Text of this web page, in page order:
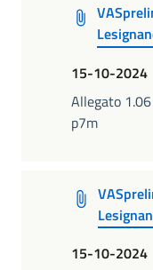
15-10-2024
Allegato
p7m
15-10-2024